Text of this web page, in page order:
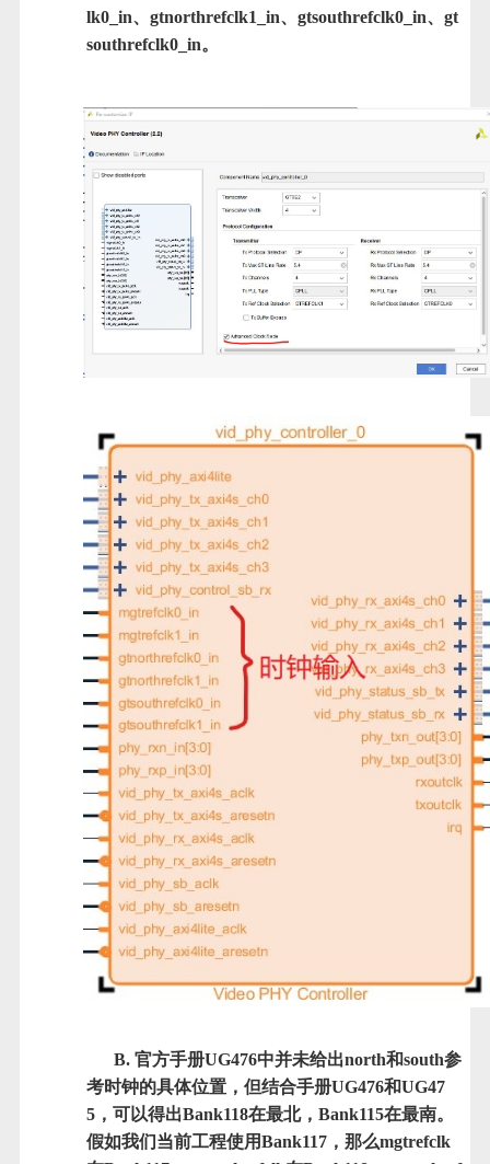
lk0_in、gtnorthrefclk1_in、gtsouthrefclk0_in、gt
southrefclk0_in。
B. 官方手册UG476中并未给出north和south参
考时钟的具体位置，但结合手册UG476和UG47
5，可以得出Bank118在最北，Bank115在最南。
假如我们当前工程使用Bank117，那么mgtrefclk